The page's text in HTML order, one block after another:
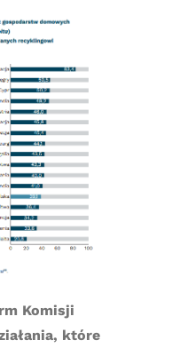
Komisji
które